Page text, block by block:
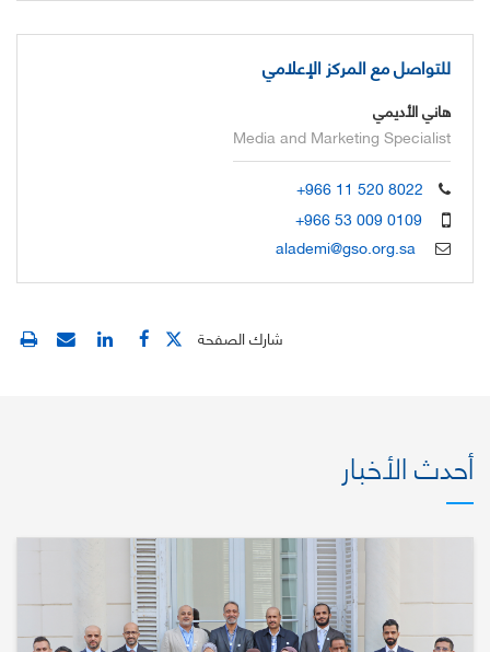
للتواصل مع المركز الإعلامي
هاني الأديمي
Media and Marketing Specialist
+966 11 520 8022
+966 53 009 0109
alademi@gso.org.sa
شارك الصفحة
أحدث الأخبار